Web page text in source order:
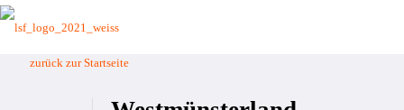
zurück zur Startseite